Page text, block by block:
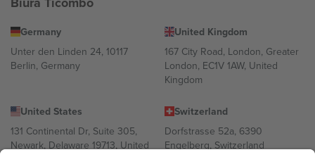
Germany
Unter den Linden 24, 10117
Berlin, Germany
United Kingdom
167 City Road, London, Greater
London, EC1V 1AW, United
Kingdom
United States
131 Continental Dr, Suite 305,
Newark, Delaware 19713, United
Switzerland
Dorfstrasse 52a, 6390
Engelberg, Switzerland